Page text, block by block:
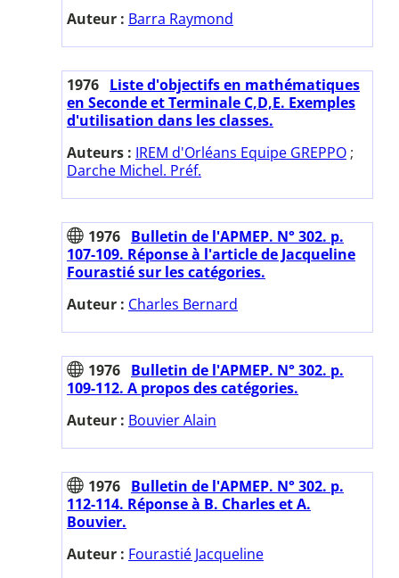
Auteur : Barra Raymond
1976 Liste d'objectifs en mathématiques
en Seconde et Terminale C,D,E. Exemples
d'utilisation dans les classes.
Auteurs : IREM d'Orléans Equipe GREPPO ;
Darche Michel. Préf.
1976 Bulletin de l'APMEP. N° 302. p.
107-109. Réponse à l'article de Jacqueline
Fourastié sur les catégories.
Auteur : Charles Bernard
1976 Bulletin de l'APMEP. N° 302. p.
109-112. A propos des catégories.
Auteur : Bouvier Alain
1976 Bulletin de l'APMEP. N° 302. p.
112-114. Réponse à B. Charles et A.
Bouvier.
Auteur : Fourastié Jacqueline